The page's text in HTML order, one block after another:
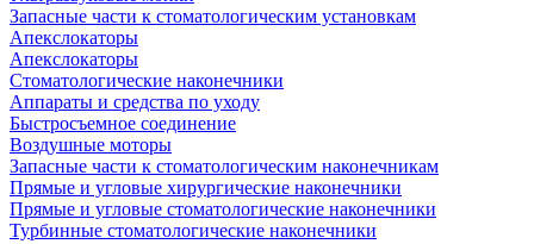
Запасные части к стоматологическим установкам
Апекслокаторы
Апекслокаторы
Стоматологические наконечники
Аппараты и средства по уходу
Быстросъемное соединение
Воздушные моторы
Запасные части к стоматологическим наконечникам
Прямые и угловые хирургические наконечники
Прямые и угловые стоматологические наконечники
Турбинные стоматологические наконечники